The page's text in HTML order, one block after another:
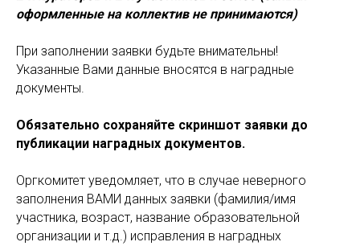
оформленные на коллектив не принимаются)
При заполнении заявки будьте внимательны!
Указанные Вами данные вносятся в наградные
документы.
Обязательно сохраняйте скриншот заявки до
публикации наградных документов.
Оргкомитет уведомляет, что в случае неверного
заполнения ВАМИ данных заявки (фамилия/имя
участника, возраст, название образовательной
организации и т.д.) исправления в наградных